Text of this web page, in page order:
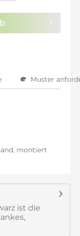
zur
Muster
montiert
ist die